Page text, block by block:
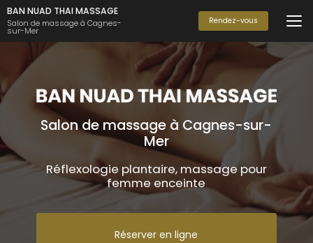
Aller
au
contenu
principal
BAN NUAD THAI MASSAGE
Salon de massage à Cagnes-
sur-Mer
Rendez-vous
Salon de massage à Cagnes-sur-
Mer
Réflexologie plantaire, massage pour
femme enceinte
Réserver en ligne